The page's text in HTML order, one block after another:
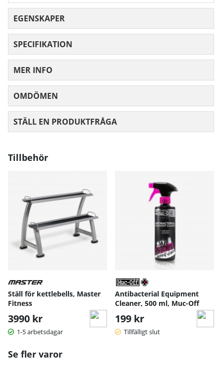
EGENSKAPER
SPECIFIKATION
MER INFO
OMDÖMEN
STÄLL EN PRODUKTFRÅGA
Tillbehör
Ställ för kettlebells, Master
Fitness
3990 kr
1-5 arbetsdagar
Antibacterial Equipment
Cleaner, 500 ml, Muc-Off
199 kr
Tillfälligt slut
Se fler varor